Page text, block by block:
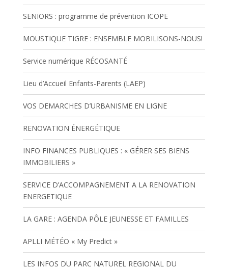
SENIORS : programme de prévention ICOPE
MOUSTIQUE TIGRE : ENSEMBLE MOBILISONS-NOUS!
Service numérique RÉCOSANTÉ
Lieu d’Accueil Enfants-Parents (LAEP)
VOS DEMARCHES D’URBANISME EN LIGNE
RENOVATION ÉNERGÉTIQUE
INFO FINANCES PUBLIQUES : « GÉRER SES BIENS
IMMOBILIERS »
SERVICE D’ACCOMPAGNEMENT A LA RENOVATION
ENERGETIQUE
LA GARE : AGENDA PÔLE JEUNESSE ET FAMILLES
APLLI MÉTÉO « My Predict »
LES INFOS DU PARC NATUREL REGIONAL DU